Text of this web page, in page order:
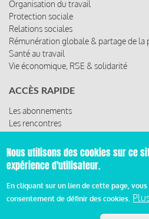
Organisation du travail
Protection sociale
Relations sociales
Rémunération globale & partage de la
Santé au travail
Vie économique, RSE & solidarité
ACCÈS RAPIDE
Les abonnements
Les rencontres
© 2019 Miroir Social -
Mentions légales et condition
Nous utilisons des cookies sur ce
expérience d'utilisateur.
En cliquant sur un lien de cette page,
consentement de définir des cookies.